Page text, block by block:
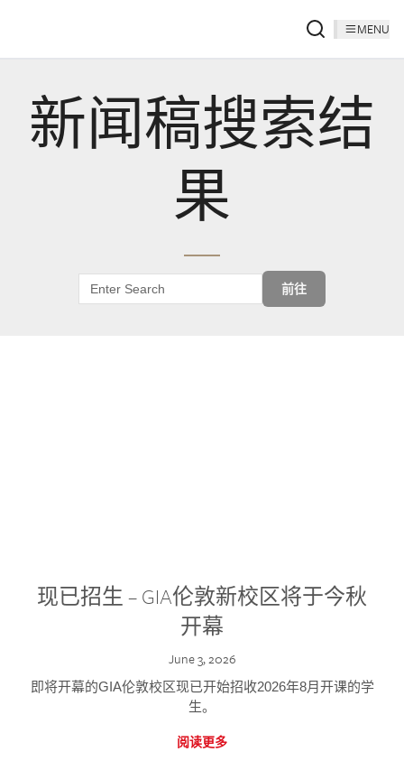
MENU
新闻稿搜索结
果
前往
现已招生 – GIA伦敦新校区将于今秋
开幕
June 3, 2026
即将开幕的GIA伦敦校区现已开始招收2026年8月开课的学
生。
阅读更多